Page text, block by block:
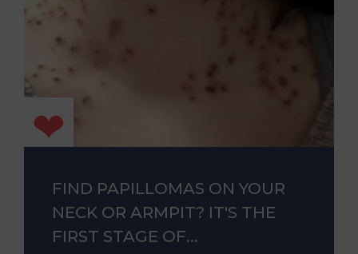
FIND PAPILLOMAS ON YOUR
NECK OR ARMPIT? IT'S THE
FIRST STAGE OF...